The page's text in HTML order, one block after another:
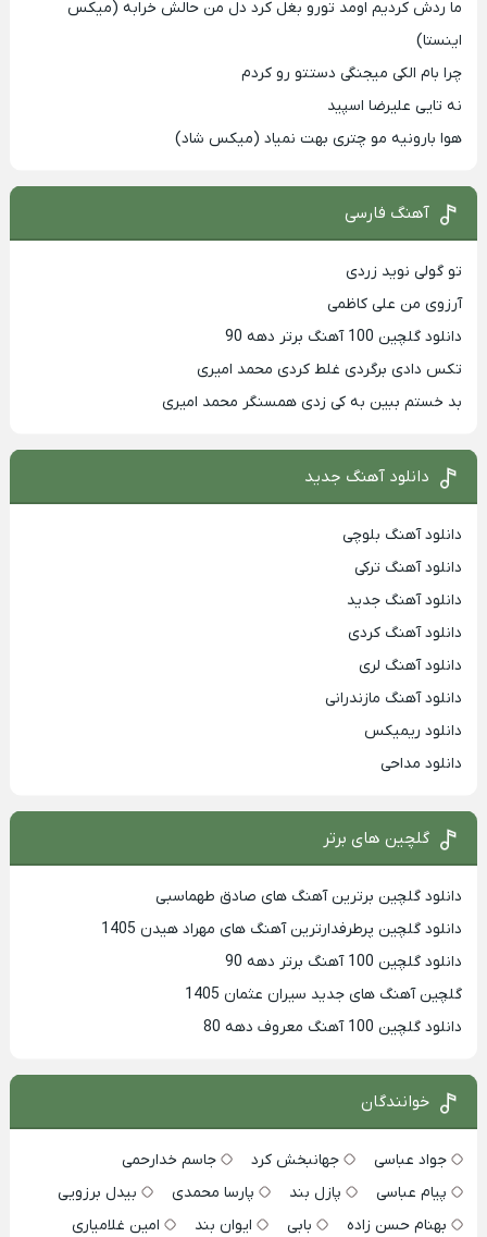
ما ردش کردیم اومد تورو بغل کرد دل من حالش خرابه (میکس
اینستا)
چرا بام الکی میجنگی دستتو رو کردم
نه تایی علیرضا اسپید
هوا بارونیه مو چتری بهت نمیاد (میکس شاد)
آهنگ فارسی
تو گولی نوید زردی
آرزوی من علی کاظمی
دانلود گلچین 100 آهنگ برتر دهه 90
تکس دادی برگردی غلط کردی محمد امیری
بد خستم ببین به کی زدی همسنگر محمد امیری
دانلود آهنگ جدید
دانلود آهنگ بلوچی
دانلود آهنگ ترکی
دانلود آهنگ جدید
دانلود آهنگ کردی
دانلود آهنگ لری
دانلود آهنگ مازندرانی
دانلود ریمیکس
دانلود مداحی
گلچین های برتر
دانلود گلچین برترین آهنگ های صادق طهماسبی
دانلود گلچین پرطرفدارترین آهنگ های مهراد هیدن 1405
دانلود گلچین 100 آهنگ برتر دهه 90
گلچین آهنگ های جدید سیران عثمان 1405
دانلود گلچین 100 آهنگ معروف دهه 80
خوانندگان
جواد عباسی جهانبخش کرد
جاسم خدارحمی
پیام عباسی
پازل بند پارسا محمدی
بیدل برزویی
بهنام حسن زاده
بابی ایوان بند امین غلامیاری